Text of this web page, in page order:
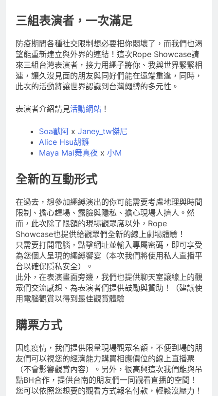
三組表演者，一次滿足
防疫期間各種社交限制想必要把你悶壞了，而我們也渴
望能重新建立與外界的連結！這次Rope Showcase請
來三組台灣表演者，接力用繩子將你、我與世界緊緊相
連，讓久沒見面的朋友與同好們能在遠端重逢，同時，
此次的活動將讓世界認識到台灣繩縛的多元性。
表演者介紹請見活動網站 ！
Soa獸阿 x Janey_tw傑尼
Alice Hsu胡籬
Maya Mai舞真夜 x 小M
全新的互動形式
在過去，想參加繩縛演出的你可能需要考慮地理與時間
限制、擔心趕場、露臉與隱私、擔心現場人擠人。然
而，此次除了限額的現場觀眾席以外，Rope
Showcase也提供給觀眾們全新的線上劇場體驗！
只需要打開電腦，點擊網址並輸入專屬密碼，即可享受
為您個人呈現的繩縛饗宴（本次我們將使用私人直播平
台以確保隱私安全）。
此外，在表演畫面旁邊，我們也提供聊天室讓線上的觀
眾們交流感想、為表演者們提供鼓勵與贊助！（建議使
用電腦觀賞以得到最佳觀賞體驗
購票方式
因應疫情，我們提供限量現場觀眾名額，不便到場的朋
友們可以視您的經濟能力購買相應價位的線上直播票
（不會影響觀賞內容）。另外，很高興這次我們能與吊
點BH合作，提供台南的朋友們一同觀看直播的空間！
您可以依照您想要的觀看方式報名付款，輕鬆沒壓力！